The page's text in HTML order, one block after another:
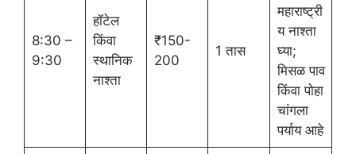
8:30 –
9:30
हॉटेल
किंवा
स्थानिक
नाश्ता
₹150-
200
1 तास
महाराष्ट्री
य नाश्ता
घ्या;
मिसळ पाव
किंवा पोहा
चांगला
पर्याय आहे